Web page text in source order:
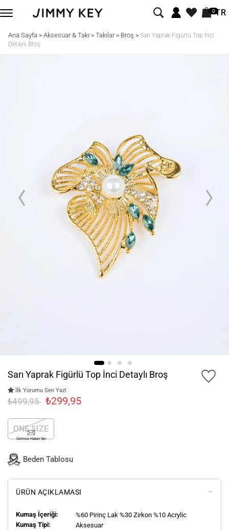
0TR
Ana Sayfa > Aksesuar & Takı > Takılar> Broş > Sarı Yaprak Figürlü Top İnci
Detaylı Broş
Sarı Yaprak Figürlü Top İnci Detaylı Broş
İlk Yorumu Sen Yaz!
₺499,95 ₺299,95
ONE SIZE
Gelince Haber Ver
Beden Tablosu
ÜRÜN AÇIKLAMASI
Kumaş İçeriği:
%60 Pirinç Lak %30 Zirkon %10 Acrylic
Kumaş Tipi:
Aksesuar